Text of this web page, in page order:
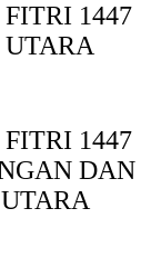
1447
1447
DAN